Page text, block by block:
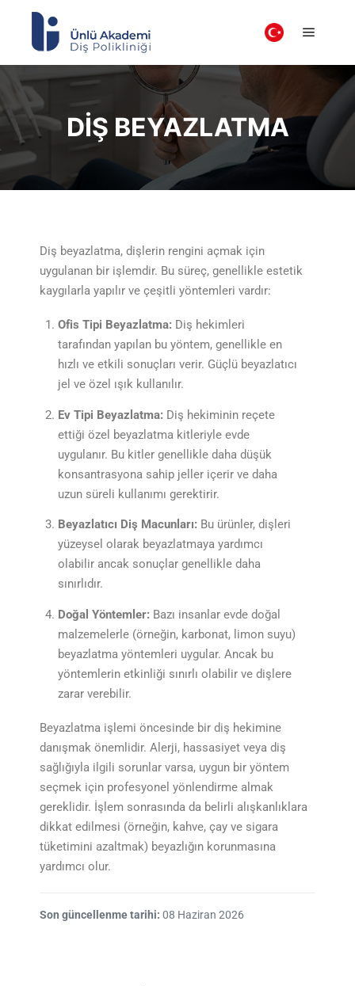
DIŞ BEYAZLATMA
Diş beyazlatma, dişlerin rengini açmak için
uygulanan bir işlemdir. Bu süreç, genellikle estetik
kaygılarla yapılır ve çeşitli yöntemleri vardır:
Ofis Tipi Beyazlatma: Diş hekimleri
tarafından yapılan bu yöntem, genellikle en
hızlı ve etkili sonuçları verir. Güçlü beyazlatıcı
jel ve özel ışık kullanılır.
Ev Tipi Beyazlatma: Diş hekiminin reçete
ettiği özel beyazlatma kitleriyle evde
uygulanır. Bu kitler genellikle daha düşük
konsantrasyona sahip jeller içerir ve daha
uzun süreli kullanımı gerektirir.
Beyazlatıcı Diş Macunları: Bu ürünler, dişleri
yüzeysel olarak beyazlatmaya yardımcı
olabilir ancak sonuçlar genellikle daha
sınırlıdır.
Doğal Yöntemler: Bazı insanlar evde doğal
malzemelerle (örneğin, karbonat, limon suyu)
beyazlatma yöntemleri uygular. Ancak bu
yöntemlerin etkinliği sınırlı olabilir ve dişlere
zarar verebilir.
Beyazlatma işlemi öncesinde bir diş hekimine
danışmak önemlidir. Alerji, hassasiyet veya diş
sağlığıyla ilgili sorunlar varsa, uygun bir yöntem
seçmek için profesyonel yönlendirme almak
gereklidir. İşlem sonrasında da belirli alışkanlıklara
dikkat edilmesi (örneğin, kahve, çay ve sigara
tüketimini azaltmak) beyazlığın korunmasına
yardımcı olur.
Son güncellenme tarihi: 08 Haziran 2026